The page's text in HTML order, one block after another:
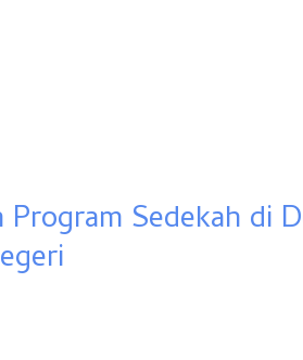
Sedekah di